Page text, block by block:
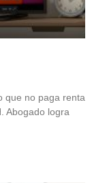
que no paga renta
Abogado logra